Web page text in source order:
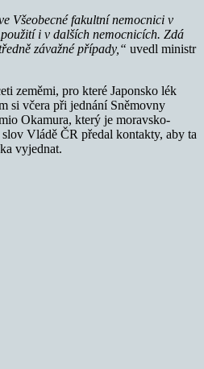
Všeobecné fakultní nemocnici v
i v dalších nemocnicích. Zdá
závažné případy,“ uvedl ministr
zeměmi, pro které Japonsko lék
si včera při jednání Sněmovny
Okamura, který je moravsko-
Vládě ČR předal kontakty, aby ta
vyjednat.